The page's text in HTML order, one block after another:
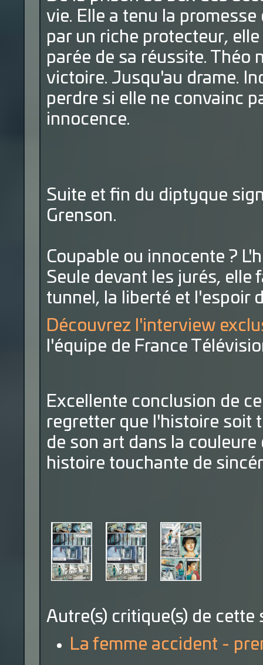
vie. Elle a tenu la
par un riche protecteur,
parée de sa réussite. Théo
victoire. Jusqu'au drame.
perdre si elle ne convainc
innocence.
Suite et fin du diptyque
Grenson.
Coupable ou innocente ?
Seule devant les jurés, elle
tunnel, la liberté et l'espoir
Découvrez l'interview
l'équipe de France
Excellente conclusion de
regretter que l'histoire soit
de son art dans la
histoire touchante de
Autre(s) critique(s) de cette
La femme accident -